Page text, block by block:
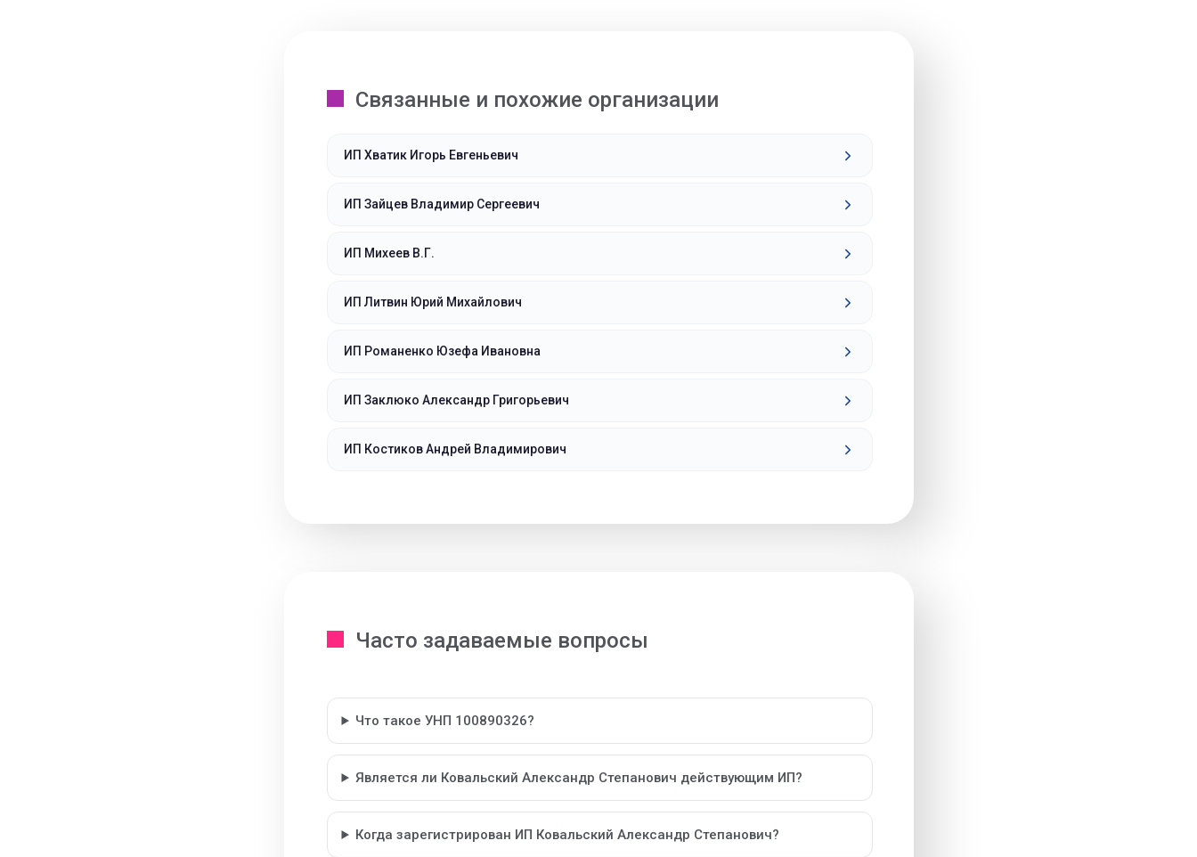
Связанные и похожие организации
ИП Хватик Игорь Евгеньевич
ИП Зайцев Владимир Сергеевич
ИП Михеев В.Г.
ИП Литвин Юрий Михайлович
ИП Романенко Юзефа Ивановна
ИП Заклюко Александр Григорьевич
ИП Костиков Андрей Владимирович
Часто задаваемые вопросы
Что такое УНП 100890326?
Является ли Ковальский Александр Степанович действующим ИП?
Когда зарегистрирован ИП Ковальский Александр Степанович?